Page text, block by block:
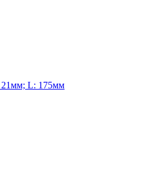
21мм; L: 175мм